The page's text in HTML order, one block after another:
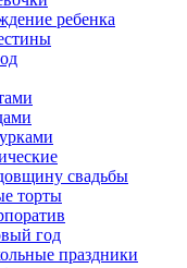
ребенка
свадьбы
торты
год
праздники